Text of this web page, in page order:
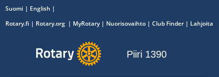
Suomi
English
Rotary.fi | Rotary.org | MyRotary| Nuorisovaihto | Club Finder | Lahjoita
Piiri 1390